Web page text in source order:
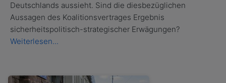
Deutschlands aussieht. Sind die diesbezüglichen
Aussagen des Koalitionsvertrages Ergebnis
sicherheitspolitisch-strategischer Erwägungen?
Weiterlesen...